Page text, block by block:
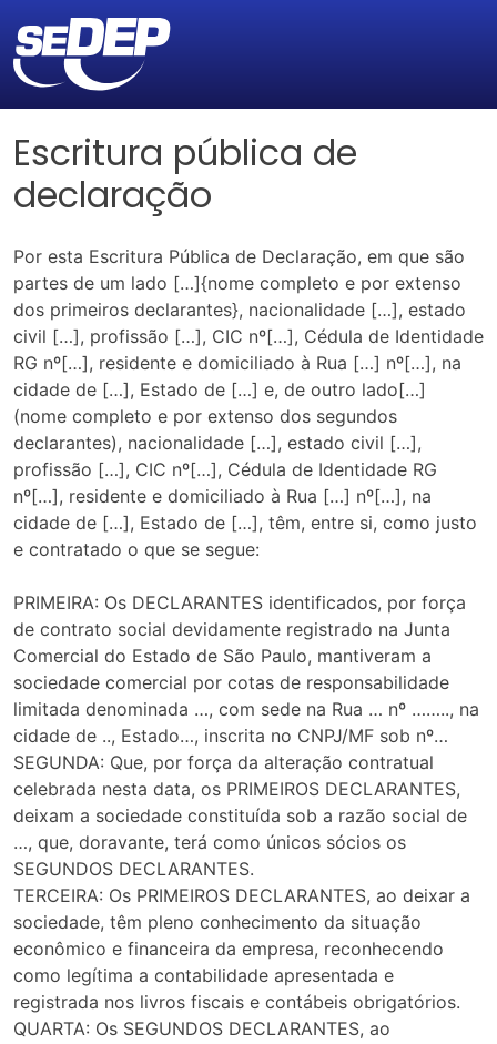
Escritura pública de
declaração
Por esta Escritura Pública de Declaração, em que são
partes de um lado […]{nome completo e por extenso
dos primeiros declarantes}, nacionalidade […], estado
civil […], profissão […], CIC nº[…], Cédula de Identidade
RG nº[…], residente e domiciliado à Rua […] nº[…], na
cidade de […], Estado de […] e, de outro lado[…]
(nome completo e por extenso dos segundos
declarantes), nacionalidade […], estado civil […],
profissão […], CIC nº[…], Cédula de Identidade RG
nº[…], residente e domiciliado à Rua […] nº[…], na
cidade de […], Estado de […], têm, entre si, como justo
e contratado o que se segue:
PRIMEIRA: Os DECLARANTES identificados, por força
de contrato social devidamente registrado na Junta
Comercial do Estado de São Paulo, mantiveram a
sociedade comercial por cotas de responsabilidade
limitada denominada …, com sede na Rua … nº …….., na
cidade de .., Estado…, inscrita no CNPJ/MF sob nº…
SEGUNDA: Que, por força da alteração contratual
celebrada nesta data, os PRIMEIROS DECLARANTES,
deixam a sociedade constituída sob a razão social de
…, que, doravante, terá como únicos sócios os
SEGUNDOS DECLARANTES.
TERCEIRA: Os PRIMEIROS DECLARANTES, ao deixar a
sociedade, têm pleno conhecimento da situação
econômico e financeira da empresa, reconhecendo
como legítima a contabilidade apresentada e
registrada nos livros fiscais e contábeis obrigatórios.
QUARTA: Os SEGUNDOS DECLARANTES, ao